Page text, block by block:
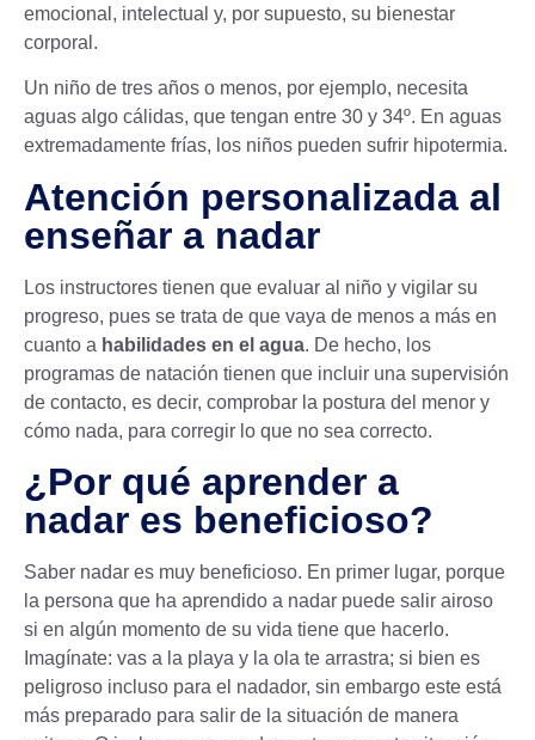
emocional, intelectual y, por supuesto, su bienestar
corporal.
Un niño de tres años o menos, por ejemplo, necesita
aguas algo cálidas, que tengan entre 30 y 34º. En aguas
extremadamente frías, los niños pueden sufrir hipotermia.
Atención personalizada al
enseñar a nadar
Los instructores tienen que evaluar al niño y vigilar su
progreso, pues se trata de que vaya de menos a más en
cuanto a habilidades en el agua. De hecho, los
programas de natación tienen que incluir una supervisión
de contacto, es decir, comprobar la postura del menor y
cómo nada, para corregir lo que no sea correcto.
¿Por qué aprender a
nadar es beneficioso?
Saber nadar es muy beneficioso. En primer lugar, porque
la persona que ha aprendido a nadar puede salir airoso
si en algún momento de su vida tiene que hacerlo.
Imagínate: vas a la playa y la ola te arrastra; si bien es
peligroso incluso para el nadador, sin embargo este está
más preparado para salir de la situación de manera